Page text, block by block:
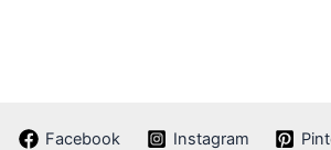
Facebook Instagram